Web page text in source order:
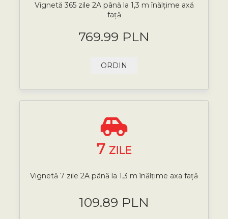
Vignetă 365 zile 2A până la 1,3 m înălțime axă
față
769.99 PLN
ORDIN
7 ZILE
Vignetă 7 zile 2A până la 1,3 m înălțime axa față
109.89 PLN